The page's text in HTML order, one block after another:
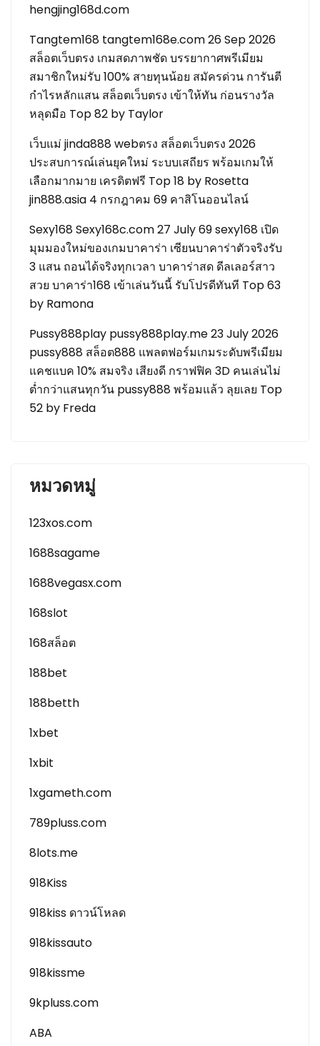
hengjing168d.com
Tangtem168 tangtem168e.com 26 Sep 2026
สล็อตเว็บตรง เกมสดภาพชัด บรรยากาศพรีเมียม
สมาชิกใหม่รับ 100% สายทุนน้อย สมัครด่วน การันตี
กำไรหลักแสน สล็อตเว็บตรง เข้าให้ทัน ก่อนรางวัล
หลุดมือ Top 82 by Taylor
เว็บแม่ jinda888 webตรง สล็อตเว็บตรง 2026
ประสบการณ์เล่นยุคใหม่ ระบบเสถียร พร้อมเกมให้
เลือกมากมาย เครดิตฟรี Top 18 by Rosetta
jin888.asia 4 กรกฎาคม 69 คาสิโนออนไลน์
Sexy168 Sexy168c.com 27 July 69 sexy168 เปิด
มุมมองใหม่ของเกมบาคาร่า เซียนบาคาร่าตัวจริงรับ
3 แสน ถอนได้จริงทุกเวลา บาคาร่าสด ดีลเลอร์สาว
สวย บาคาร่า168 เข้าเล่นวันนี้ รับโปรดีทันที Top 63
by Ramona
Pussy888play pussy888play.me 23 July 2026
pussy888 สล็อต888 แพลตฟอร์มเกมระดับพรีเมียม
แคชแบค 10% สมจริง เสียงดี กราฟฟิค 3D คนเล่นไม่
ต่ำกว่าแสนทุกวัน pussy888 พร้อมแล้ว ลุยเลย Top
52 by Freda
หมวดหมู่
123xos.com
1688sagame
1688vegasx.com
168slot
168สล็อต
188bet
188betth
1xbet
1xbit
1xgameth.com
789pluss.com
8lots.me
918Kiss
918kiss ดาวน์โหลด
918kissauto
918kissme
9kpluss.com
ABA